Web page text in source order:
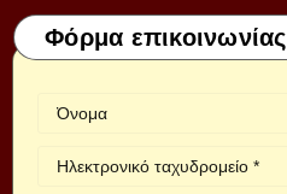
Φόρμα επικοινωνίας